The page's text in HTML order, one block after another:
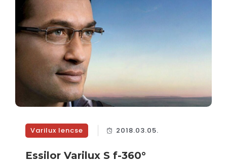
Varilux lencse 2018.03.05.
Essilor Varilux S f-360°